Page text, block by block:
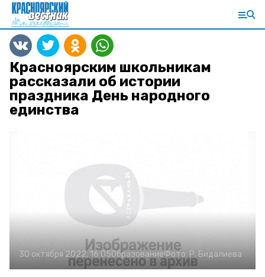
Красноярским школьникам
рассказали об истории
праздника День народного
единства
30 октября 2022, 16:05ОбразованиеФото: Р. Бидалиева